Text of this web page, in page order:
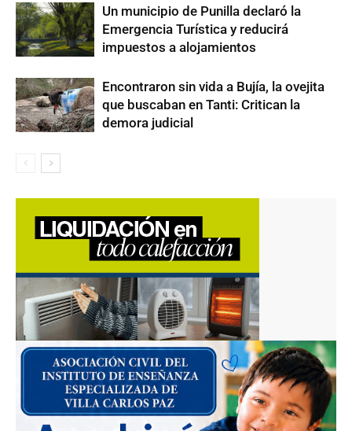
Un municipio de Punilla declaró la
Emergencia Turística y reducirá
impuestos a alojamientos
Encontraron sin vida a Bujía, la ovejita
que buscaban en Tanti: Critican la
demora judicial